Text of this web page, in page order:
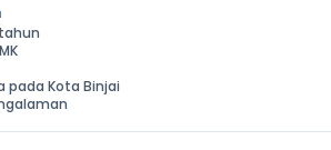
pada Kota Binjai